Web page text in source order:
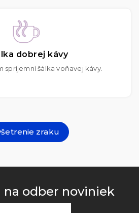
dobrej kávy
spríjemní šálka voňavej kávy.
zraku
na odber noviniek